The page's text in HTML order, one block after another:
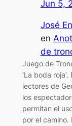
Jun 5,
José
en
de
Juego de
‘La boda
lectores de
los
permitan el
por el camino.